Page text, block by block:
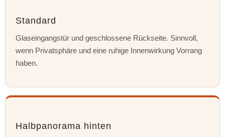
Standard
Glaseingangstür und geschlossene Rückseite. Sinnvoll,
wenn Privatsphäre und eine ruhige Innenwirkung Vorrang
haben.
Halbpanorama hinten